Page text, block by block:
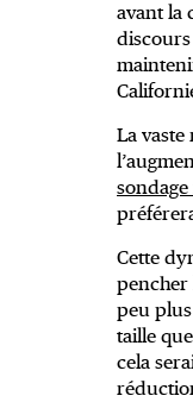
avant la
La
Cette
pencher
peu
taille
cela